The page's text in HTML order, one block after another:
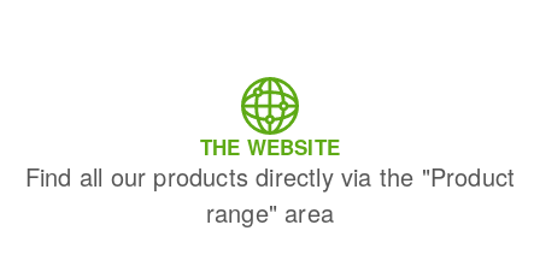
THE WEBSITE
Find all our products directly via the "Product
range" area